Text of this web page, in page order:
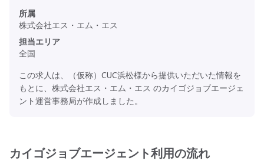
所属
株式会社エス・エム・エス
担当エリア
全国
この求人は、（仮称）CUC浜松様から提供いただいた情報を
もとに、株式会社エス・エム・エス のカイゴジョブエージェ
ント運営事務局が作成しました。
カイゴジョブエージェント利用の流れ